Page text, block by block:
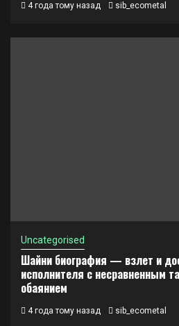
4 года тому назад sib_ecometal
Uncategorised
Шайни биография — взлет и
исполнителя с несравненным
обаянием
4 года тому назад sib_ecometal